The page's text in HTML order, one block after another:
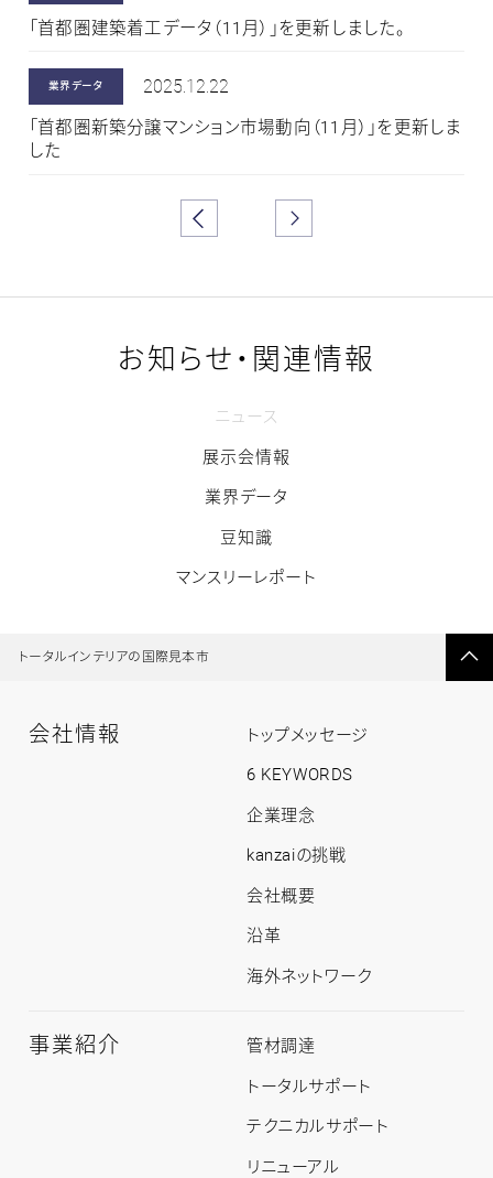
「首都圏建築着工データ（11月）」を更新しました。
業界データ 2025.12.22
「首都圏新築分譲マンション市場動向（11月）」を更新しま
した
お知らせ・関連情報
ニュース
展示会情報
業界データ
豆知識
マンスリーレポート
トータルインテリアの国際見本市
先
会社情報 会
情
報
ッ
トップメッセージ
6 KEYWORDS
企業理念
kanzaiの挑戦
会社概要
沿革
海外ネットワーク
事業紹介 事
紹
介
ッ
管材調達
トータルサポート
テクニカルサポート
リニューアル